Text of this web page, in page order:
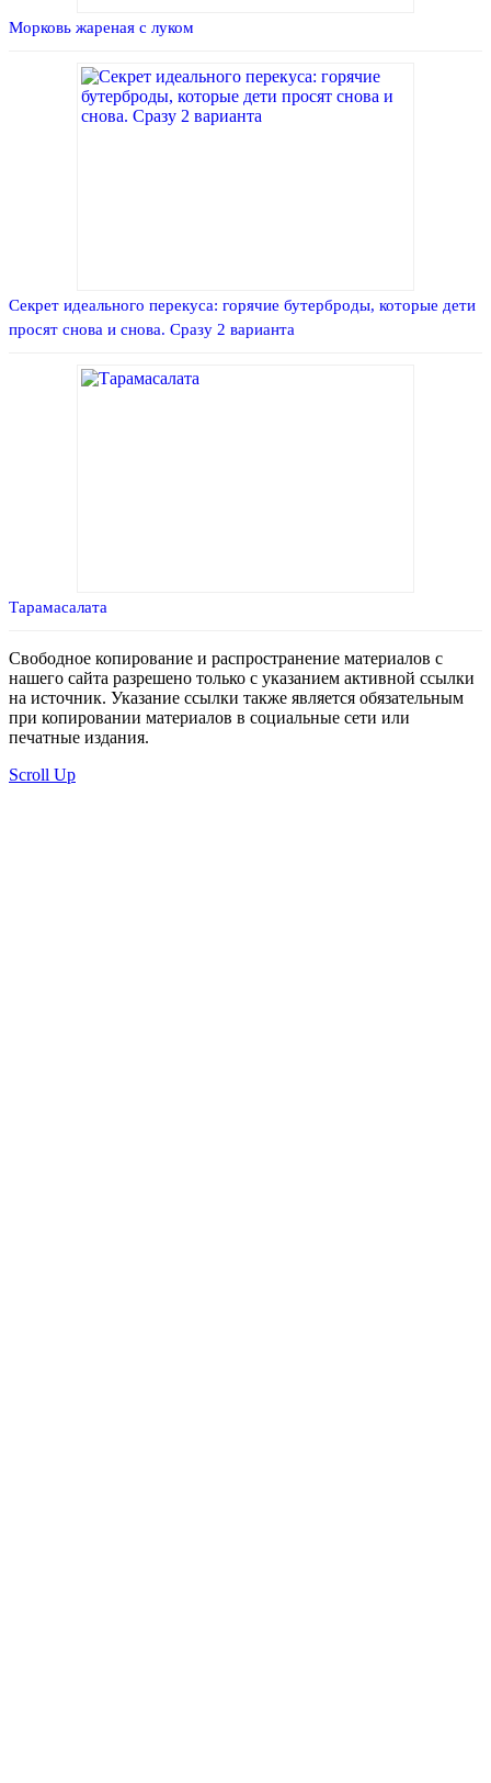
Морковь жареная с луком
Секрет идеального перекуса: горячие бутерброды, которые дети
просят снова и снова. Сразу 2 варианта
Тарамасалата
Свободное копирование и распространение материалов с
нашего сайта разрешено только с указанием активной ссылки
на источник. Указание ссылки также является обязательным
при копировании материалов в социальные сети или
печатные издания.
Scroll Up